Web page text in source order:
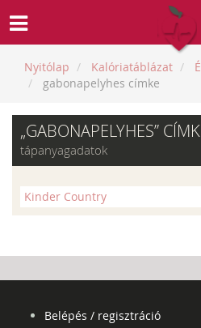
Nyitólap Kalóriatáblázat
gabonapelyhes címke
„GABONAPELYHES”
tápanyagadatok
Kinder Country
Belépés / regisztráció